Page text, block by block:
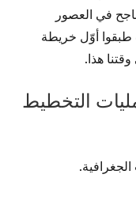
في العصور
أوّل خريطة
هذا.
التخطيط